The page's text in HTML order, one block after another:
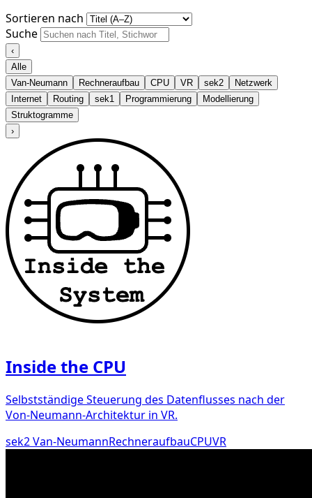
Sortieren nach
Suche
‹
Alle
Van-Neumann
Rechneraufbau CPU VR sek2
Netzwerk
Internet
Routing sek1 Programmierung
Modellierung
Struktogramme
›
Inside the CPU
Selbstständige Steuerung des Datenflusses nach der
Von-Neumann-Architektur in VR.
sek2Van-NeumannRechneraufbauCPUVR